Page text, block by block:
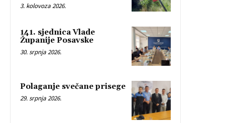
3. kolovoza 2026.
141. sjednica Vlade
Županije Posavske
30. srpnja 2026.
Polaganje svečane prisege
29. srpnja 2026.